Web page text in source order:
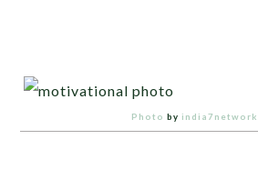
Photo by india7network